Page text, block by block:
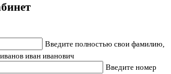
Введите полностью свои фамилию,
иван иванович
Введите номер